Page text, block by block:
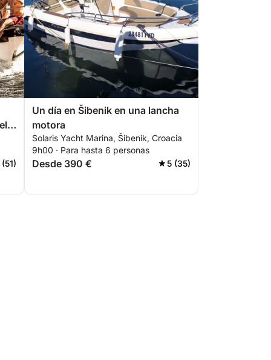
Un día en Šibenik en una lancha
motora
Solaris Yacht Marina, Šibenik, Croacia
9h00 · Para hasta 6 personas
Desde 390 € 5 (35)